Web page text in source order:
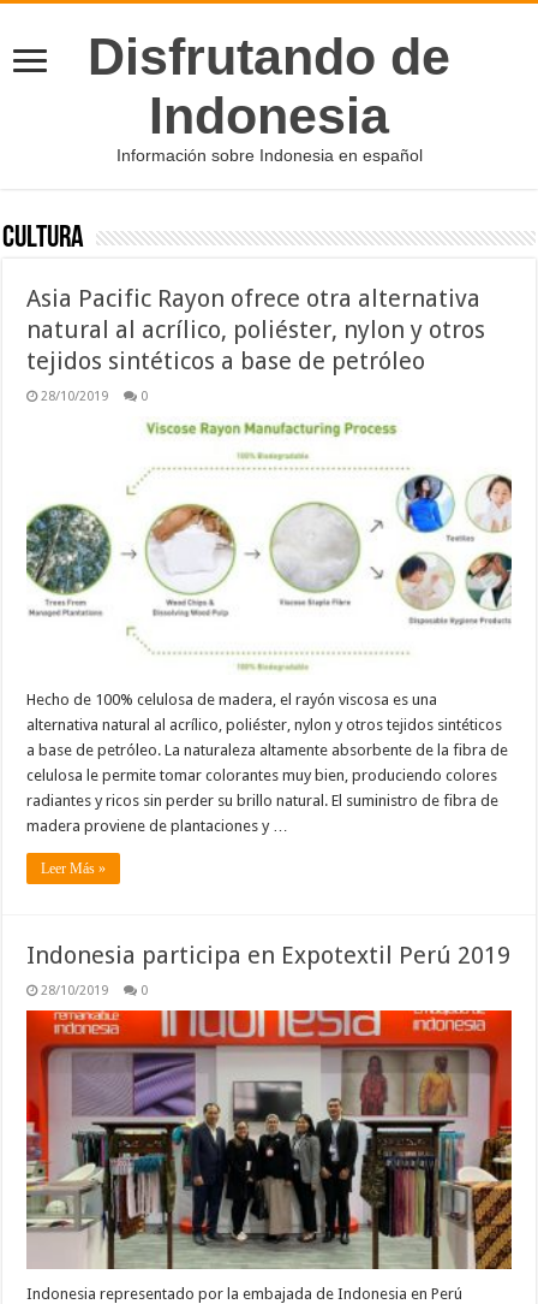
Disfrutando de
Indonesia
Información sobre Indonesia en español
Cultura
Asia Pacific Rayon ofrece otra alternativa
natural al acrílico, poliéster, nylon y otros
tejidos sintéticos a base de petróleo
28/10/2019 0
Hecho de 100% celulosa de madera, el rayón viscosa es una
alternativa natural al acrílico, poliéster, nylon y otros tejidos sintéticos
a base de petróleo. La naturaleza altamente absorbente de la fibra de
celulosa le permite tomar colorantes muy bien, produciendo colores
radiantes y ricos sin perder su brillo natural. El suministro de fibra de
madera proviene de plantaciones y …
Leer Más »
Indonesia participa en Expotextil Perú 2019
28/10/2019 0
Indonesia representado por la embajada de Indonesia en Perú